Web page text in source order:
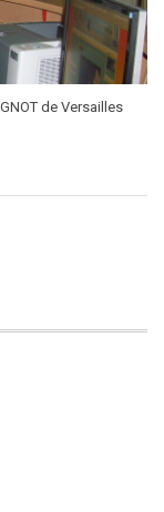
de Versailles